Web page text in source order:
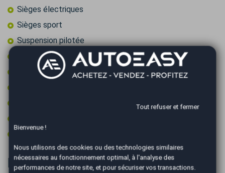
Sièges électriques
Sièges sport
Suspension pilotée
Système de caméras 360°
Toit ouvrant panoramique
Informations complémentaires
Tout refuser et fermer
Bienvenue !
Nous utilisons des cookies ou des technologies similaires
nécessaires au fonctionnement optimal, à l'analyse des
performances de notre site, et pour sécuriser vos transactions.